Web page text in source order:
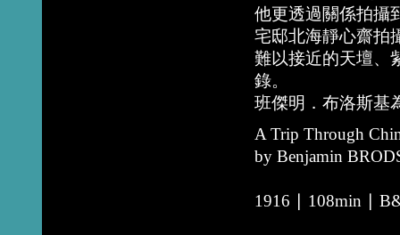
他更透過關係拍攝
宅邸北海靜心齋拍
難以接近的天壇、
錄。
班傑明．布洛斯基
A Trip Through
by Benjamin
1916 ∣ 108min ∣